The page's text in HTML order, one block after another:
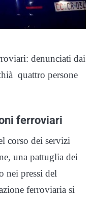
denunciati dai
quattro persone
ferroviari
corso dei servizi
una pattuglia dei
nei pressi del
ferroviaria si